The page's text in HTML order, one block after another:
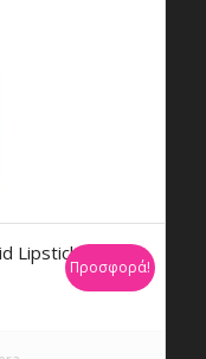
Lipstick
Προσφορά!